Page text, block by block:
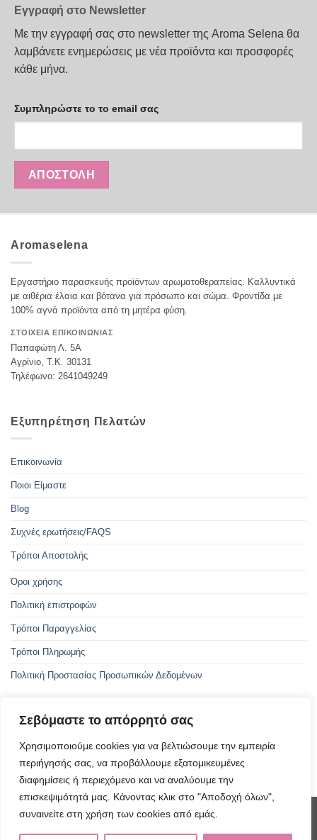
Σεβόμαστε το απόρρητό σας
Χρησιμοποιούμε cookies για να βελτιώσουμε την εμπειρία
περιήγησής σας, να προβάλλουμε εξατομικευμένες
διαφημίσεις ή περιεχόμενο και να αναλύουμε την
επισκεψιμότητά μας. Κάνοντας κλικ στο "Αποδοχή όλων",
συναινείτε στη χρήση των cookies από εμάς.
Εγγραφή στο Newsletter
Με την εγγραφή σας στο newsletter της Aroma Selena θα
λαμβάνετε ενημερώσεις με νέα προϊόντα και προσφορές
κάθε μήνα.
Συμπληρώστε το το email σας
Aromaselena
Εργαστήριο παρασκευής προϊόντων αρωματοθεραπείας. Καλλυντικά
με αιθέρια έλαια και βότανα για πρόσωπο και σώμα. Φροντίδα με
100% αγνά προϊόντα από τη μητέρα φύση.
ΣΤΟΙΧΕΙΑ ΕΠΙΚΟΙΝΩΝΙΑΣ
Παπαφώτη Λ. 5Α
Αγρίνιο, Τ.Κ. 30131
Τηλέφωνο: 2641049249
Εξυπηρέτηση Πελατών
Επικοινωνία
Ποιοι Είμαστε
Blog
Συχνές ερωτήσεις/FAQS
Τρόποι Αποστολής
Όροι χρήσης
Πολιτική επιστροφών
Τρόποι Παραγγελίας
Τρόποι Πληρωμής
Πολιτική Προστασίας Προσωπικών Δεδομένων
Με την συγχρηματοδότηση της Ελλάδας και της Ευρωπαϊκής Ένωσης
ΑμεΑ - Οδηγός προσβασιμότητας
Visa PayPal MasterCardCash
On